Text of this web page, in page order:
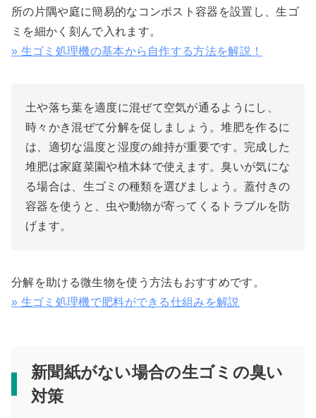
所の片隅や庭に簡易的なコンポスト容器を設置し、生ゴ
ミを細かく刻んで入れます。
» 生ゴミ処理機の基本から自作する方法を解説！
土や落ち葉を適度に混ぜて空気が通るようにし、
時々かき混ぜて分解を促しましょう。堆肥を作るに
は、適切な温度と湿度の維持が重要です。完成した
堆肥は家庭菜園や植木鉢で使えます。臭いが気にな
る場合は、生ゴミの種類を選びましょう。蓋付きの
容器を使うと、虫や動物が寄ってくるトラブルを防
げます。
分解を助ける微生物を使う方法もおすすめです。
» 生ゴミ処理機で肥料ができる仕組みを解説
新聞紙がない場合の生ゴミの臭い
対策